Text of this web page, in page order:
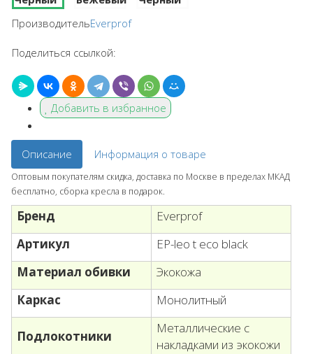
ПроизводительEverprof
Поделиться ссылкой:
Добавить в избранное
Описание Информация о товаре
Оптовым покупателям скидка, доставка по Москве в пределах МКАД
бесплатно, сборка кресла в подарок.
Бренд
Everprof
Артикул
EP-leo t eco black
Материал обивки
Экокожа
Каркас
Монолитный
Подлокотники
Металлические с
накладками из экокожи